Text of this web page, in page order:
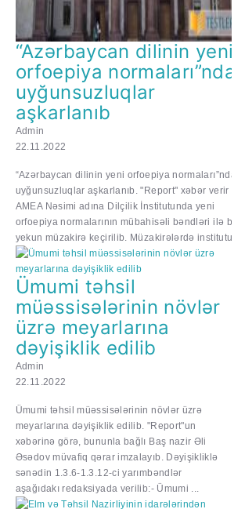
“Azərbaycan dilinin yeni
orfoepiya normaları”nda
uyğunsuzluqlar
aşkarlanıb
Admin
22.11.2022
“Azərbaycan dilinin yeni orfoepiya normaları”nda
uyğunsuzluqlar aşkarlanıb. "Report" xəbər verir ki,
AMEA Nəsimi adına Dilçilik İnstitutunda yeni
orfoepiya normalarının mübahisəli bəndləri ilə bağlı
yekun müzakirə keçirilib. Müzakirələrdə institutun...
Ümumi təhsil
müəssisələrinin növlər
üzrə meyarlarına
dəyişiklik edilib
Admin
22.11.2022
Ümumi təhsil müəssisələrinin növlər üzrə
meyarlarına dəyişiklik edilib. "Report"un
xəbərinə görə, bununla bağlı Baş nazir Əli
Əsədov müvafiq qərar imzalayıb. Dəyişikliklə
sənədin 1.3.6-1.3.12-ci yarımbəndlər
aşağıdakı redaksiyada verilib:- Ümumi ...